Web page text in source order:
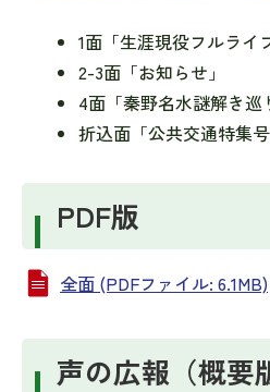
1面「生涯現役フルライ
2-3面「お知らせ」
4面「秦野名水謎解き巡
折込面「公共交通特集号
PDF版
全面 (PDFファイル: 6.1MB)
声の広報（概要